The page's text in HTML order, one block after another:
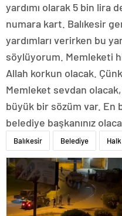
yardımı olarak 5 bin lira
numara kart. Balıkesir
yardımları verirken bu
söylüyorum. Memleketi
Allah korkun olacak.
Memleket sevdan
büyük bir sözüm var. En
belediye başkanınız
Balıkesir Belediye Halk